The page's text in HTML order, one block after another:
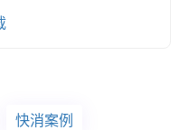
快消案例